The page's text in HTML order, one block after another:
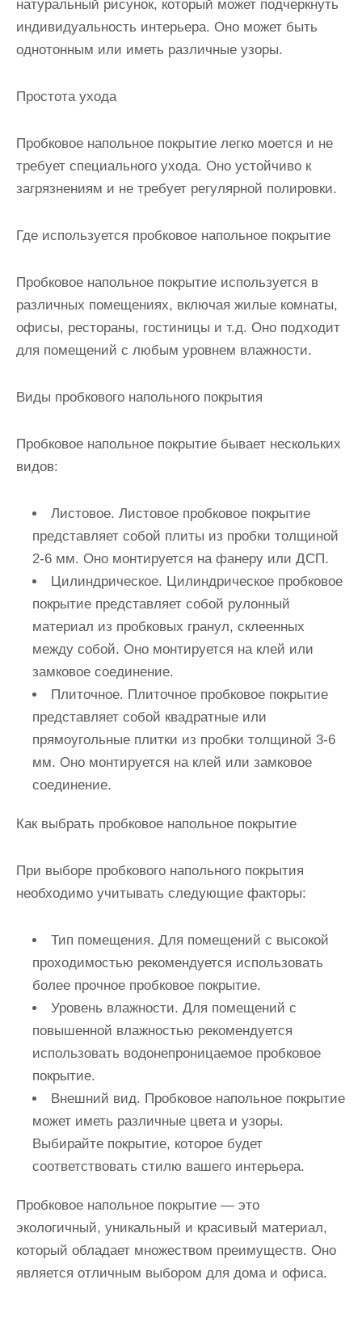
натуральный рисунок, который может подчеркнуть
индивидуальность интерьера. Оно может быть
однотонным или иметь различные узоры.
Простота ухода
Пробковое напольное покрытие легко моется и не
требует специального ухода. Оно устойчиво к
загрязнениям и не требует регулярной полировки.
Где используется пробковое напольное покрытие
Пробковое напольное покрытие используется в
различных помещениях, включая жилые комнаты,
офисы, рестораны, гостиницы и т.д. Оно подходит
для помещений с любым уровнем влажности.
Виды пробкового напольного покрытия
Пробковое напольное покрытие бывает нескольких
видов:
Листовое. Листовое пробковое покрытие
представляет собой плиты из пробки толщиной
2-6 мм. Оно монтируется на фанеру или ДСП.
Цилиндрическое. Цилиндрическое пробковое
покрытие представляет собой рулонный
материал из пробковых гранул, склеенных
между собой. Оно монтируется на клей или
замковое соединение.
Плиточное. Плиточное пробковое покрытие
представляет собой квадратные или
прямоугольные плитки из пробки толщиной 3-6
мм. Оно монтируется на клей или замковое
соединение.
Как выбрать пробковое напольное покрытие
При выборе пробкового напольного покрытия
необходимо учитывать следующие факторы:
Тип помещения. Для помещений с высокой
проходимостью рекомендуется использовать
более прочное пробковое покрытие.
Уровень влажности. Для помещений с
повышенной влажностью рекомендуется
использовать водонепроницаемое пробковое
покрытие.
Внешний вид. Пробковое напольное покрытие
может иметь различные цвета и узоры.
Выбирайте покрытие, которое будет
соответствовать стилю вашего интерьера.
Пробковое напольное покрытие — это
экологичный, уникальный и красивый материал,
который обладает множеством преимуществ. Оно
является отличным выбором для дома и офиса.